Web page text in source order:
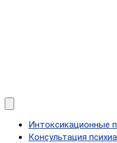
Интоксикационные
Консультация